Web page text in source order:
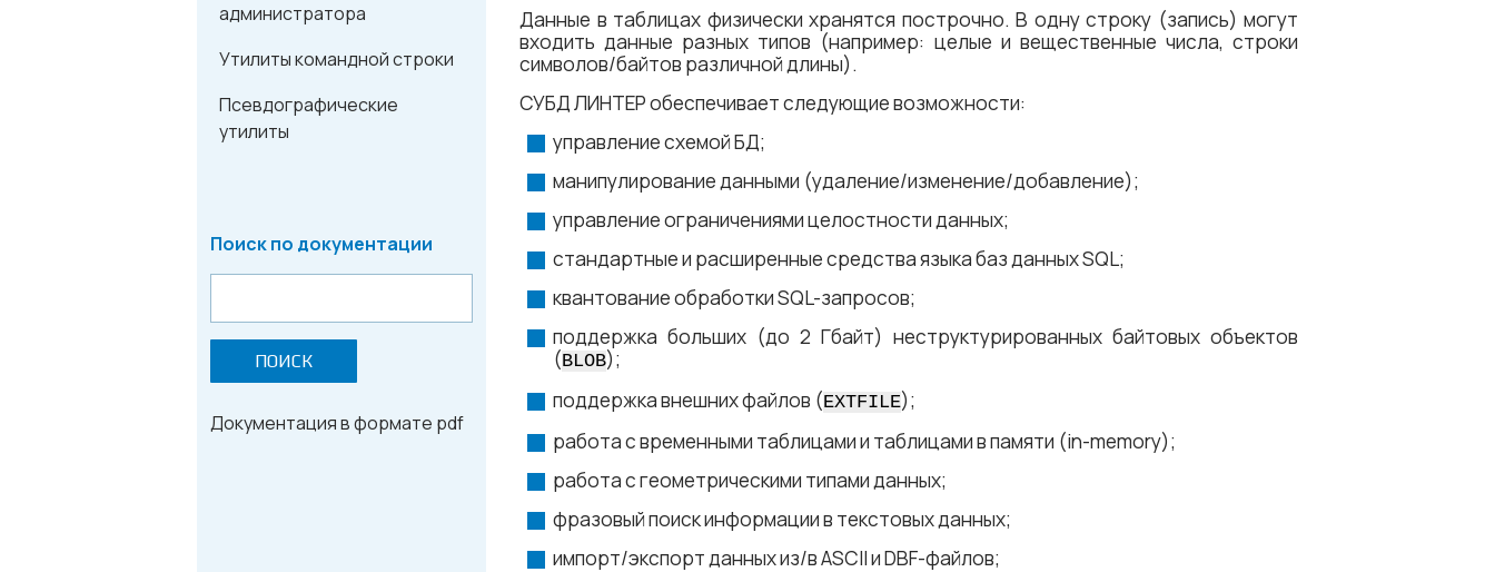
администратора
Утилиты командной строки
Псевдографические
утилиты
Поиск по документации
ПОИСК
Документация в формате pdf
Данные в таблицах физически хранятся построчно. В одну строку (запись) могут
входить данные разных типов (например: целые и вещественные числа, строки
символов/байтов различной длины).
СУБД ЛИНТЕРобеспечивает следующие возможности:
управление схемой БД;
манипулирование данными (удаление/изменение/добавление);
управление ограничениями целостности данных;
стандартные и расширенные средства языка баз данных SQL;
квантование обработки SQL-запросов;
поддержка больших (до 2 Гбайт) неструктурированных байтовых объектов
(BLOB);
поддержка внешних файлов (EXTFILE);
работа с временными таблицами и таблицами в памяти (in-memory);
работа с геометрическими типами данных;
фразовый поиск информации в текстовых данных;
импорт/экспорт данных из/в ASCII и DBF-файлов;